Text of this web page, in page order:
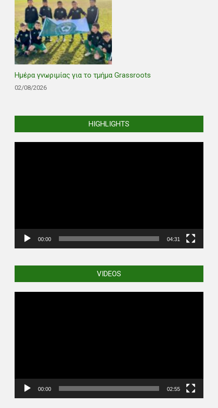
Ημέρα γνωριμίας για το τμήμα Grassroots
02/08/2026
HIGHLIGHTS
00:00 04:31
VIDEOS
00:00 02:55